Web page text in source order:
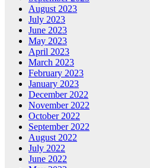
August 2023
July 2023
June 2023
May 2023
April 2023
March 2023
February 2023
January 2023
December 2022
November 2022
October 2022
September 2022
August 2022
July 2022
June 2022